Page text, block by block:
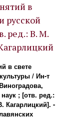
в
русской
ред.: В. М.
в свете
/ Ин-т
; [отв. ред.:
-